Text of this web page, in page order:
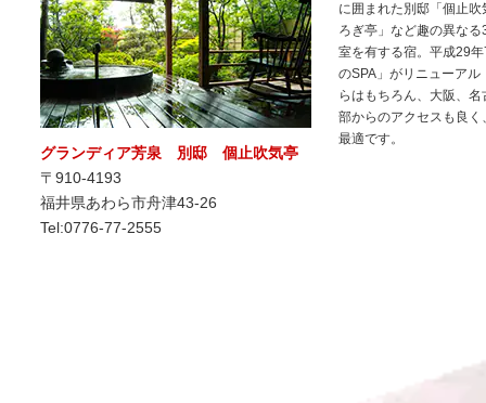
グランディア芳泉 別邸 個止吹気亭
〒910-4193
福井県あわら市舟津43-26
Tel:0776-77-2555
に囲まれた別邸「個止
ろぎ亭」など趣の異な
室を有する宿。平成29
のSPA」がリニューアル
らはもちろん、大阪、
部からのアクセスも良
最適です。